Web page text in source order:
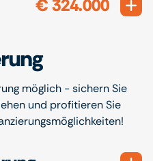
€ 324.000
möglich - sichern Sie
und profitieren Sie